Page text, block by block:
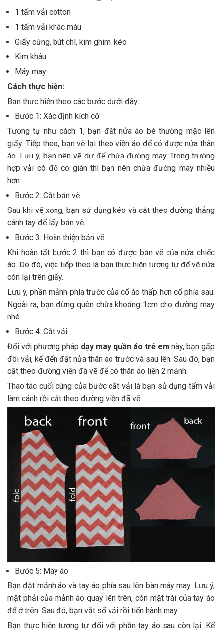
1 tấm vải cotton
1 tấm vải khác màu
Giấy cứng, bút chì, kim ghim, kéo
Kim khâu
Máy may
Cách thực hiện:
Bạn thực hiện theo các bước dưới đây:
Bước 1: Xác định kích cỡ
Tương tự như cách 1, bạn đặt nửa áo bé thường mặc lên
giấy. Tiếp theo, bạn vẽ lại theo viền áo để có được nửa thân
áo. Lưu ý, bạn nên vẽ dư để chừa đường may. Trong trường
hợp vải có độ co giãn thì bạn nên chừa đường may nhiều
hơn.
Bước 2: Cắt bản vẽ
Sau khi vẽ xong, bạn sử dụng kéo và cắt theo đường thẳng
cánh tay để lấy bản vẽ.
Bước 3: Hoàn thiện bản vẽ
Khi hoàn tất bước 2 thì bạn có được bản vẽ của nửa chiếc
áo. Do đó, việc tiếp theo là bạn thực hiện tương tự để vẽ nửa
còn lại trên giấy.
Lưu ý, phần mảnh phía trước của cổ áo thấp hơn cổ phía sau.
Ngoài ra, bạn đừng quên chừa khoảng 1cm cho đường may
nhé.
Bước 4: Cắt vải
Đối với phương pháp dạy may quần áo trẻ em này, bạn gấp
đôi vải, kế đến đặt nửa thân áo trước và sau lên. Sau đó, bạn
cắt theo đường viền đã vẽ để có thân áo liền 2 mảnh.
Thao tác cuối cùng của bước cắt vải là bạn sử dụng tấm vải
làm cánh rồi cắt theo đường viền đã vẽ.
Bước 5: May áo
Bạn đặt mảnh áo và tay áo phía sau lên bàn máy may. Lưu ý,
mặt phải của mảnh áo quay lên trên, còn mặt trái của tay áo
để ở trên. Sau đó, bạn vắt sổ vải rồi tiến hành may.
Bạn thực hiện tương tự đối với phần tay áo sau còn lại. Kế